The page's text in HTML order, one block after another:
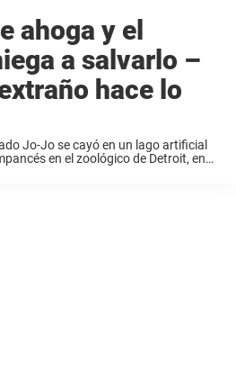
ahoga y el
a salvarlo –
hace lo
Jo-Jo se cayó en un lago artificial
en el zoológico de Detroit, en